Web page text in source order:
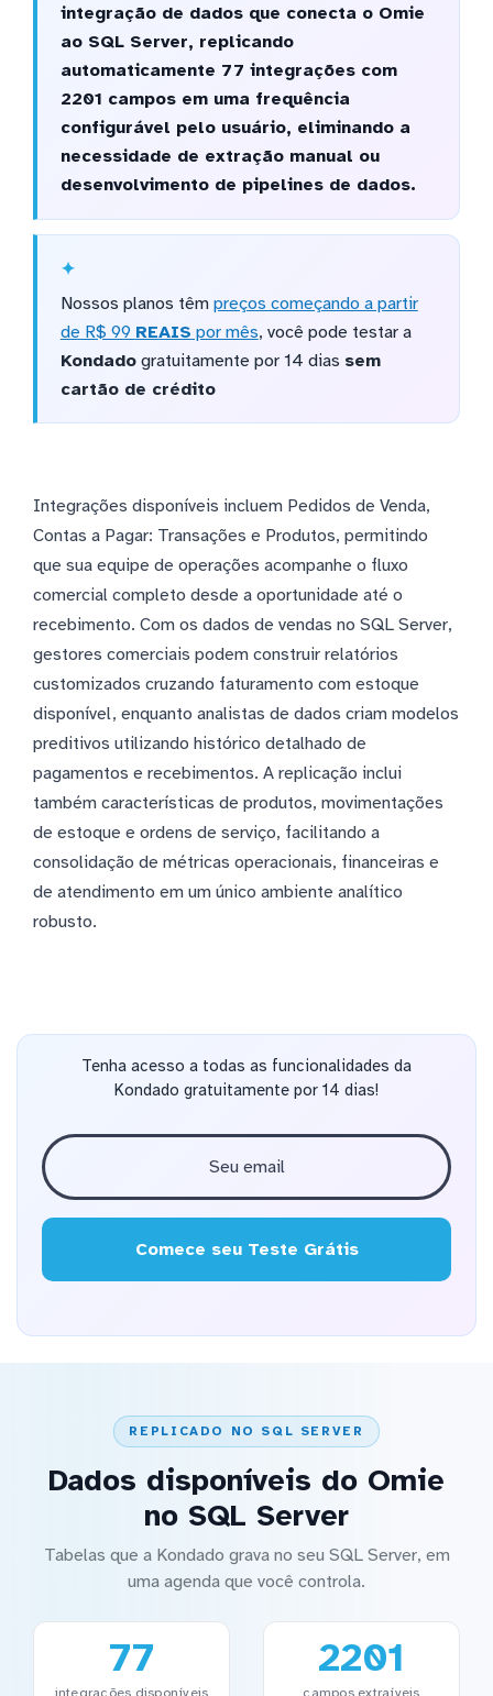
integração de dados que conecta o Omie
ao SQL Server, replicando
automaticamente 77 integrações com
2201 campos em uma frequência
configurável pelo usuário, eliminando a
necessidade de extração manual ou
desenvolvimento de pipelines de dados.
Nossos planos têm preços começando a partir
de R$ 99 REAIS por mês, você pode testar a
Kondadogratuitamente por 14 dias sem
cartão de crédito
Integrações disponíveis incluem Pedidos de Venda,
Contas a Pagar: Transações e Produtos, permitindo
que sua equipe de operações acompanhe o fluxo
comercial completo desde a oportunidade até o
recebimento. Com os dados de vendas no SQL Server,
gestores comerciais podem construir relatórios
customizados cruzando faturamento com estoque
disponível, enquanto analistas de dados criam modelos
preditivos utilizando histórico detalhado de
pagamentos e recebimentos. A replicação inclui
também características de produtos, movimentações
de estoque e ordens de serviço, facilitando a
consolidação de métricas operacionais, financeiras e
de atendimento em um único ambiente analítico
robusto.
Tenha acesso a todas as funcionalidades da
Kondado gratuitamente por 14 dias!
Comece seu Teste Grátis
REPLICADO NO SQL SERVER
Dados disponíveis do Omie
no SQL Server
Tabelas que a Kondado grava no seu SQL Server, em
uma agenda que você controla.
77 2201